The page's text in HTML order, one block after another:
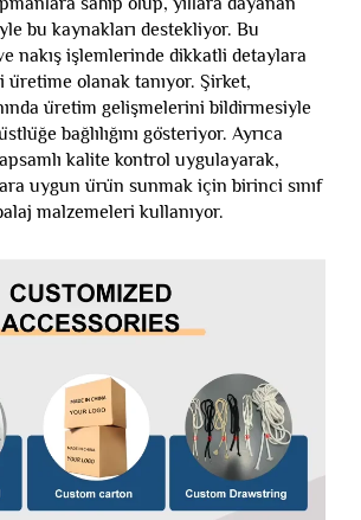
bu kaynakları destekliyor. Bu
nakış işlemlerinde dikkatli detaylara
olanak tanıyor. Şirket,
üretim gelişmelerini bildirmesiyle
bağlılığını gösteriyor. Ayrıca
kalite kontrol uygulayarak,
uygun ürün sunmak için birinci sınıf
malzemeleri kullanıyor.